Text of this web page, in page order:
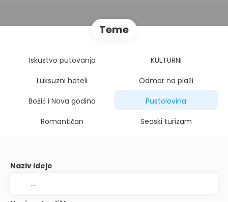
Teme
Iskustvo putovanja
KULTURNI
Luksuzni hoteli
Odmor na plaži
Božić i Nova godina
Pustolovina
Romantičan
Seoski turizam
Naziv ideje